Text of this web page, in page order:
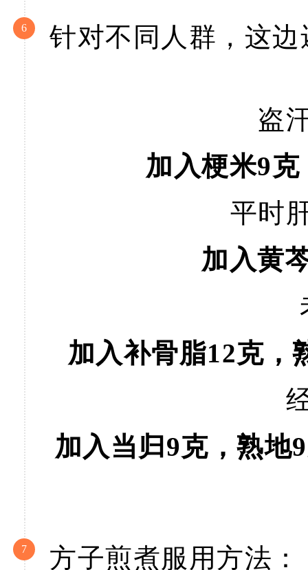
6 针对不同人群，这
盗
加入梗米9
平时
加入黄
加入补骨脂12克，
加入当归9克，熟地
7
方子煎煮服用方法：